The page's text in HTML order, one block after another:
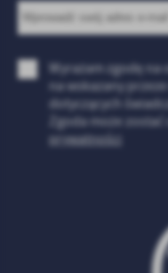
Wyrażam zgodę
na wskazany
dotyczących
Zgoda może
prywatności
Firmy te działają w
treści w postaci